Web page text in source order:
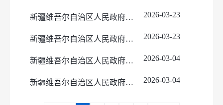
新疆维吾尔自治区人民政府办公厅关于印发《自治区支持葡萄酒产业发展的七条政策措施》的通知 2026-03-23
新疆维吾尔自治区人民政府办公厅关于印发《自治区支持葡萄酒产业发展的七条政策措施》的通知 2026-03-23
新疆维吾尔自治区人民政府关于2025年新疆维吾尔自治区教学成果奖授奖的决定 2026-03-04
新疆维吾尔自治区人民政府关于2025年新疆维吾尔自治区教学成果奖授奖的决定 2026-03-04